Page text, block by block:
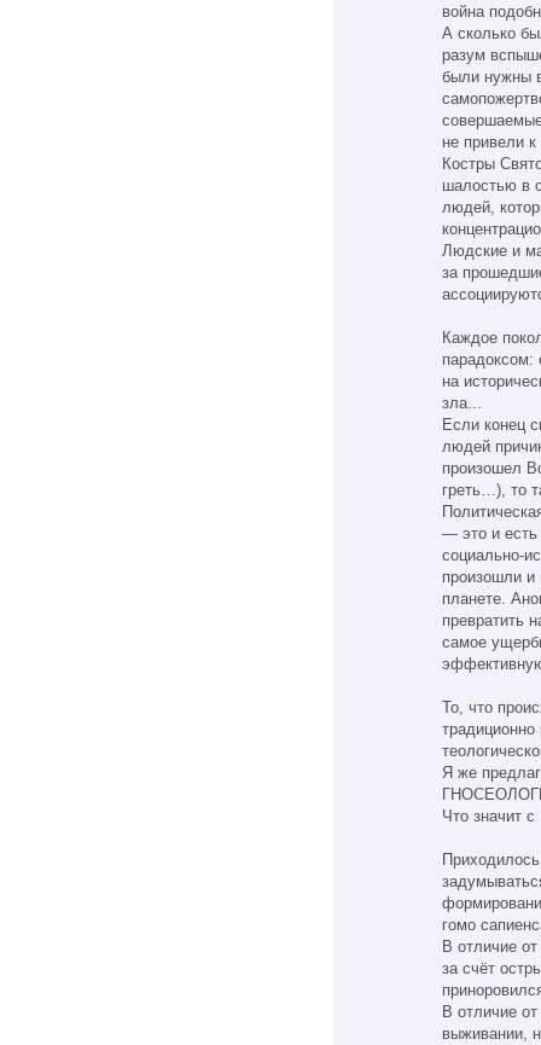
война
А сколько
разум
были нужны
не привели
Костры
шалостью в
людей,
Людские и
за
Каждое
парадоксом:
на
зла...
Если конец
людей
произошел
греть…), то
— это и есть
социально-
произошли и
планете.
превратить
самое
То, что
традиционно
Я же
Что значит
гомо
В отличие
за счёт
В отличие
выживании,